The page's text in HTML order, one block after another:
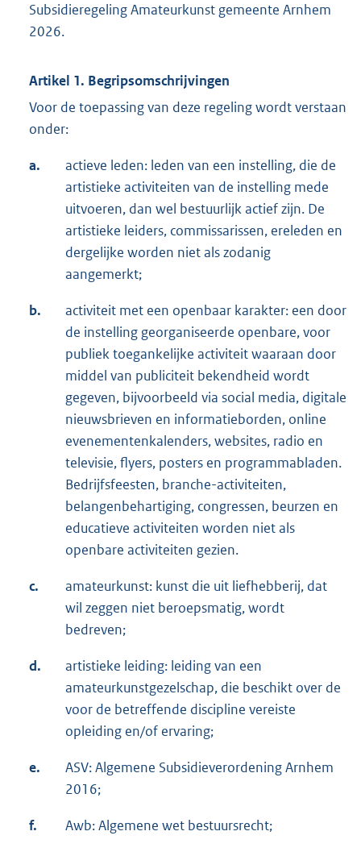
Subsidieregeling Amateurkunst gemeente Arnhem
2026.
Artikel 1. Begripsomschrijvingen
Voor de toepassing van deze regeling wordt verstaan
onder:
a.
actieve leden: leden van een instelling, die de
artistieke activiteiten van de instelling mede
uitvoeren, dan wel bestuurlijk actief zijn. De
artistieke leiders, commissarissen, ereleden en
dergelijke worden niet als zodanig
aangemerkt;
b.
activiteit met een openbaar karakter: een door
de instelling georganiseerde openbare, voor
publiek toegankelijke activiteit waaraan door
middel van publiciteit bekendheid wordt
gegeven, bijvoorbeeld via social media, digitale
nieuwsbrieven en informatieborden, online
evenementenkalenders, websites, radio en
televisie, flyers, posters en programmabladen.
Bedrijfsfeesten, branche-activiteiten,
belangenbehartiging, congressen, beurzen en
educatieve activiteiten worden niet als
openbare activiteiten gezien.
c.
amateurkunst: kunst die uit liefhebberij, dat
wil zeggen niet beroepsmatig, wordt
bedreven;
d.
artistieke leiding: leiding van een
amateurkunstgezelschap, die beschikt over de
voor de betreffende discipline vereiste
opleiding en/of ervaring;
e.
ASV: Algemene Subsidieverordening Arnhem
2016;
f. Awb: Algemene wet bestuursrecht;